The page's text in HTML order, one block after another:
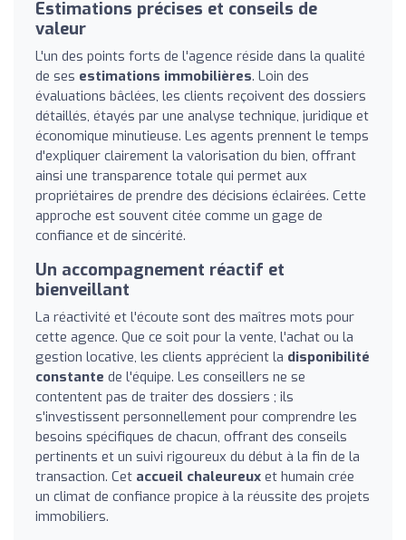
Estimations précises et conseils de
valeur
L'un des points forts de l'agence réside dans la qualité
de ses estimations immobilières. Loin des
évaluations bâclées, les clients reçoivent des dossiers
détaillés, étayés par une analyse technique, juridique et
économique minutieuse. Les agents prennent le temps
d'expliquer clairement la valorisation du bien, offrant
ainsi une transparence totale qui permet aux
propriétaires de prendre des décisions éclairées. Cette
approche est souvent citée comme un gage de
confiance et de sincérité.
Un accompagnement réactif et
bienveillant
La réactivité et l'écoute sont des maîtres mots pour
cette agence. Que ce soit pour la vente, l'achat ou la
gestion locative, les clients apprécient la disponibilité
constante de l'équipe. Les conseillers ne se
contentent pas de traiter des dossiers ; ils
s'investissent personnellement pour comprendre les
besoins spécifiques de chacun, offrant des conseils
pertinents et un suivi rigoureux du début à la fin de la
transaction. Cet accueil chaleureux et humain crée
un climat de confiance propice à la réussite des projets
immobiliers.